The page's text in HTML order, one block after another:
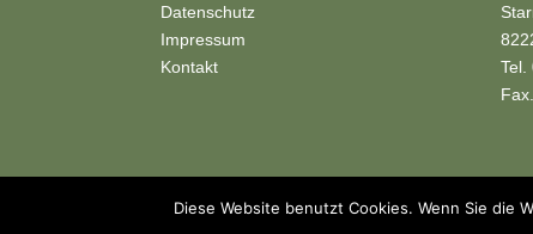
Datenschutz
Impressum
Kontakt
Tel.
Websitekonzept + Design + Bildbearbeitung - Diana
Diese Website benutzt Cookies. Wenn Sie die